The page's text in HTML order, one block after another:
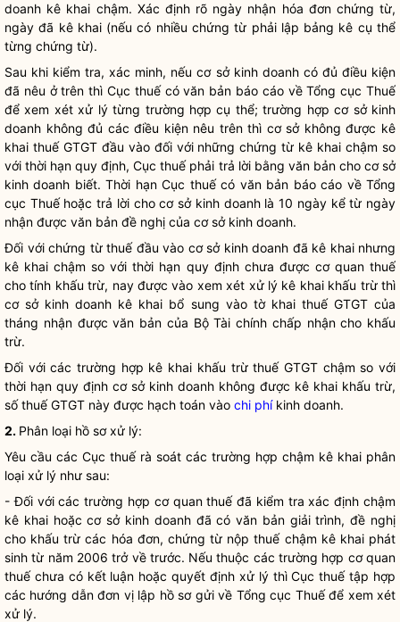
doanh kê khai chậm. Xác định rõ ngày nhận hóa đơn chứng từ,
ngày đã kê khai (nếu có nhiều chứng từ phải lập bảng kê cụ thể
từng chứng từ).
Sau khi kiểm tra, xác minh, nếu cơ sở kinh doanh có đủ điều kiện
đã nêu ở trên thì Cục thuế có văn bản báo cáo về Tổng cục Thuế
để xem xét xử lý từng trường hợp cụ thể; trường hợp cơ sở kinh
doanh không đủ các điều kiện nêu trên thì cơ sở không được kê
khai thuế GTGT đầu vào đối với những chứng từ kê khai chậm so
với thời hạn quy định, Cục thuế phải trả lời bằng văn bản cho cơ sở
kinh doanh biết. Thời hạn Cục thuế có văn bản báo cáo về Tổng
cục Thuế hoặc trả lời cho cơ sở kinh doanh là 10 ngày kể từ ngày
nhận được văn bản đề nghị của cơ sở kinh doanh.
Đối với chứng từ thuế đầu vào cơ sở kinh doanh đã kê khai nhưng
kê khai chậm so với thời hạn quy định chưa được cơ quan thuế
cho tính khấu trừ, nay được vào xem xét xử lý kê khai khấu trừ thì
cơ sở kinh doanh kê khai bổ sung vào tờ khai thuế GTGT của
tháng nhận được văn bản của Bộ Tài chính chấp nhận cho khấu
trừ.
Đối với các trường hợp kê khai khấu trừ thuế GTGT chậm so với
thời hạn quy định cơ sở kinh doanh không được kê khai khấu trừ,
số thuế GTGT này được hạch toán vào chi phíkinh doanh.
2. Phân loại hồ sơ xử lý:
Yêu cầu các Cục thuế rà soát các trường hợp chậm kê khai phân
loại xử lý như sau:
- Đối với các trường hợp cơ quan thuế đã kiểm tra xác định chậm
kê khai hoặc cơ sở kinh doanh đã có văn bản giải trình, đề nghị
cho khấu trừ các hóa đơn, chứng từ nộp thuế chậm kê khai phát
sinh từ năm 2006 trở về trước. Nếu thuộc các trường hợp cơ quan
thuế chưa có kết luận hoặc quyết định xử lý thì Cục thuế tập hợp
các hướng dẫn đơn vị lập hồ sơ gửi về Tổng cục Thuế để xem xét
xử lý.